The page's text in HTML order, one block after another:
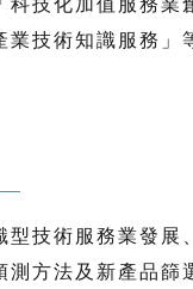
業技術知識服務」
型技術服務業發展
測方法及新產品篩